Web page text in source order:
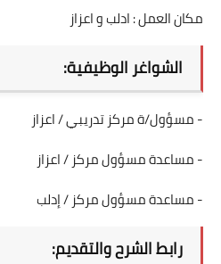
مكان العمل : ادلب و اعزاز
الشواغر الوظيفية:
- مسؤول/ة مركز تدريبي / اعزاز
- مساعدة مسؤول مركز / اعزاز
- مساعدة مسؤول مركز / إدلب
رابط الشرح والتقديم: